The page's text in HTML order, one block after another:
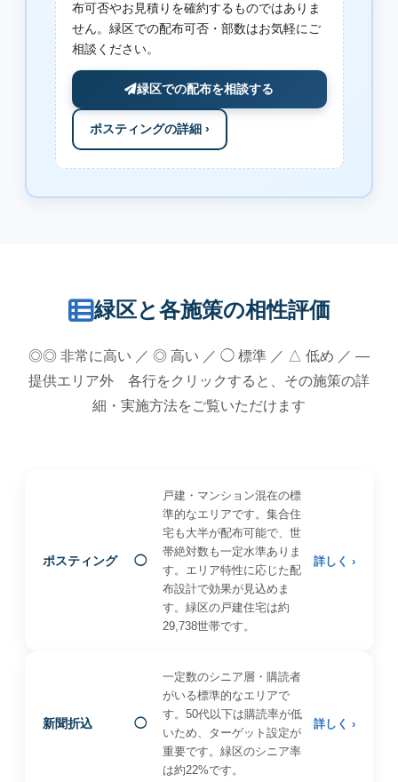
布可否やお見積りを確約するものではありま
せん。緑区での配布可否・部数はお気軽にご
相談ください。
緑区での配布を相談する
ポスティングの詳細 ›
緑区と各施策の相性評価
◎◎ 非常に高い ／ ◎ 高い ／ ◯ 標準 ／ △ 低め ／ —
提供エリア外 各行をクリックすると、その施策の詳
細・実施方法をご覧いただけます
ポスティング ◯
戸建・マンション混在の標
準的なエリアです。集合住
宅も大半が配布可能で、世
帯絶対数も一定水準ありま
す。エリア特性に応じた配
布設計で効果が見込めま
す。緑区の戸建住宅は約
29,738世帯です。
詳しく ›
新聞折込 ◯
一定数のシニア層・購読者
がいる標準的なエリアで
す。50代以下は購読率が低
いため、ターゲット設定が
重要です。緑区のシニア率
は約22%です。
詳しく ›